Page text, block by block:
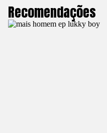
Recomendações